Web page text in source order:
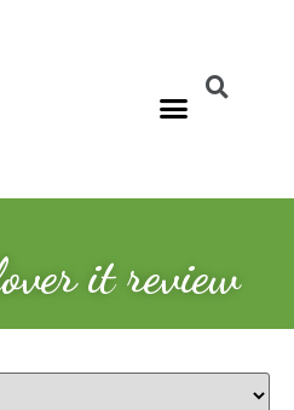
it review